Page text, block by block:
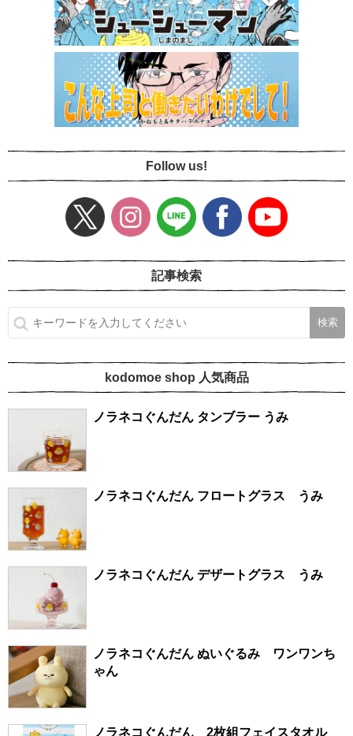
Follow us!
記事検索
kodomoe shop 人気商品
ノラネコぐんだん タンブラー うみ
ノラネコぐんだん フロートグラス うみ
ノラネコぐんだん デザートグラス うみ
ノラネコぐんだん ぬいぐるみ ワンワンち
ゃん
ノラネコぐんだん 2枚組フェイスタオル